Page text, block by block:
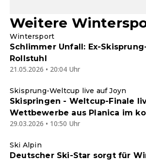
Weitere
Wintersport
Schlimmer Unfall: Ex-
Rollstuhl
21.05.2026 • 20:04 Uhr
Skisprung-Weltcup live auf Joyn
Skispringen - Weltcup-Finale
Wettbewerbe aus Planica im
Joyn-Livestream
29.03.2026 • 10:50 Uhr
Ski Alpin
Deutscher Ski-Star sorgt für